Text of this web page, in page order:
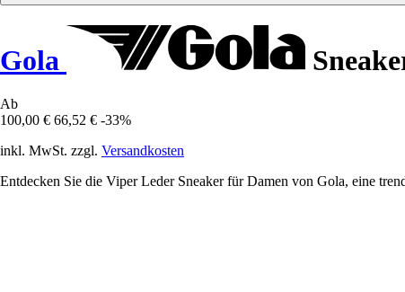
Gola
Ab
100,00 € 66,52 € -33%
inkl. MwSt. zzgl. Versandkosten
Entdecken Sie die Viper Leder Sneaker für Damen von Gola, eine